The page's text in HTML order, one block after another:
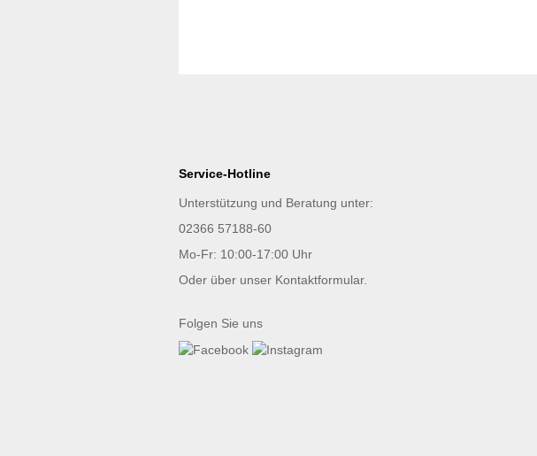
Service-Hotline
Unterstützung und Beratung unter:
02366 57188-60
Mo-Fr: 10:00-17:00 Uhr
Oder über unser Kontaktformular.
Folgen Sie uns